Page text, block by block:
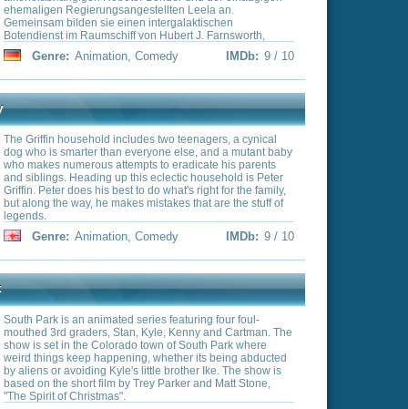
four foul-
South Park where
its being abducted
Ike. The show is
and Matt Stone,
IMDb:9 / 10
den Kampf gegen
wird er mehr von
Vermögen in
Deswegen trägt er unter
von einem
die größten
im Kampf gegen das
am Arbeitsplatz, wo
direkte Vorgesetzte
führt er eine
Freundin Agentin Lana
der X-Men: Auch wenn
verfügen, mit denen sie
schützen wollen, werden
und geächtet. Wie nur
viel Macht verfügen,